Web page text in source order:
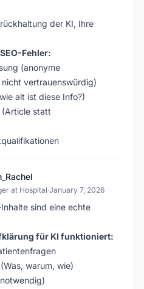
der KI, Ihre
Fehler:
(anonyme
vertrauenswürdig)
alt ist diese Info?)
(Article statt
at Hospital·January 7, 2026
sind eine echte
für KI funktioniert:
warum, wie)